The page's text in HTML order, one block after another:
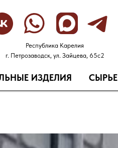
Республика Карелия
г. Петрозаводск, ул. Зайцева, 65с2
ИЗДЕЛИЯ СЫРЬЕ